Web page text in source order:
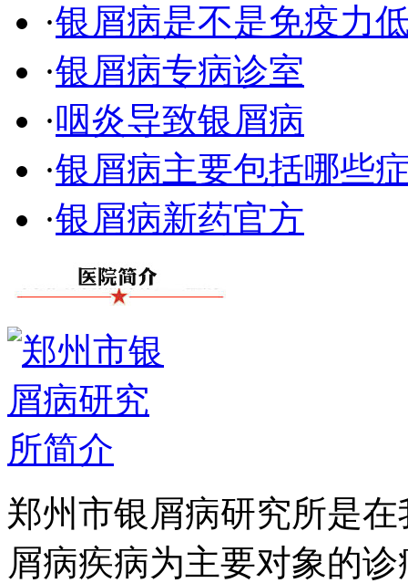
·银屑病是不是免疫力
·银屑病专病诊室
·咽炎导致银屑病
·银屑病主要包括哪些
·银屑病新药官方
郑州市银屑病研究所是
屑病疾病为主要对象的